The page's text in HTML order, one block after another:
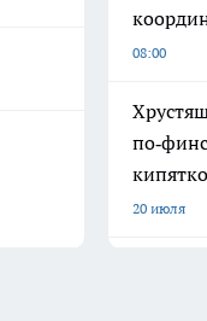
08:00
20 июля